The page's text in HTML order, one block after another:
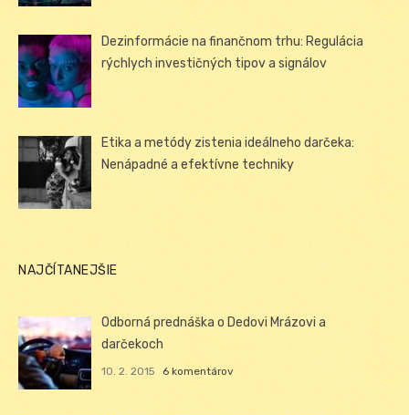
Dezinformácie na finančnom trhu: Regulácia
rýchlych investičných tipov a signálov
Etika a metódy zistenia ideálneho darčeka:
Nenápadné a efektívne techniky
NAJČÍTANEJŠIE
Odborná prednáška o Dedovi Mrázovi a
darčekoch
10. 2. 2015 6 komentárov